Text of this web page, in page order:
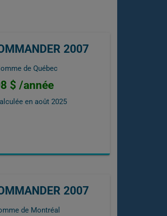
2007
de Québec
$ /année
en août 2025
2007
de Montréal